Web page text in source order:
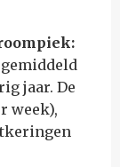
jaar. De
week),